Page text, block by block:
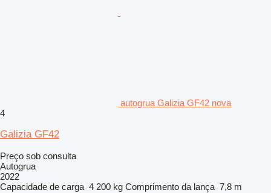
autogrua Galizia GF42 nova
4
Galizia GF42
Preço sob consulta
Autogrua
2022
Capacidade de carga 4 200 kg Comprimento da lança 7,8 m